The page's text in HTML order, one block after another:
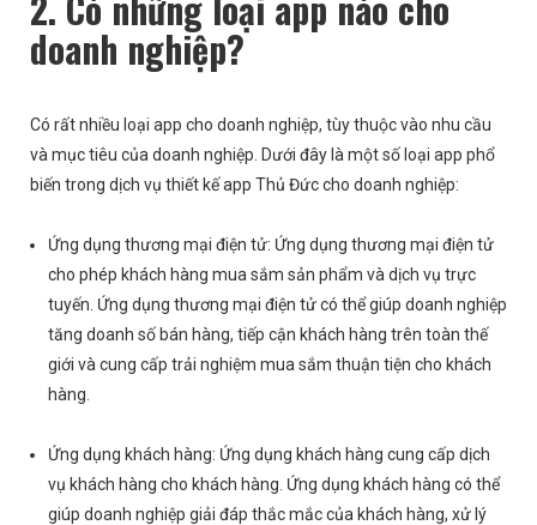
doanh nghiệp?
Có rất nhiều loại app cho doanh nghiệp, tùy thuộc vào nhu cầu
và mục tiêu của doanh nghiệp. Dưới đây là một số loại app phổ
biến trong dịch vụ thiết kế app Thủ Đức cho doanh nghiệp:
Ứng dụng thương mại điện tử: Ứng dụng thương mại điện tử
cho phép khách hàng mua sắm sản phẩm và dịch vụ trực
tuyến. Ứng dụng thương mại điện tử có thể giúp doanh nghiệp
tăng doanh số bán hàng, tiếp cận khách hàng trên toàn thế
giới và cung cấp trải nghiệm mua sắm thuận tiện cho khách
hàng.
Ứng dụng khách hàng: Ứng dụng khách hàng cung cấp dịch
vụ khách hàng cho khách hàng. Ứng dụng khách hàng có thể
giúp doanh nghiệp giải đáp thắc mắc của khách hàng, xử lý